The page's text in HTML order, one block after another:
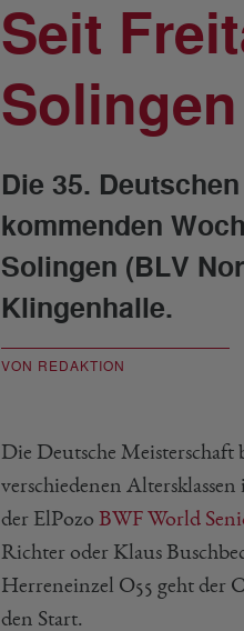
Seit
Solingen
Die 35.
kommenden
Solingen (BLV
Klingenhalle.
VON REDAKTION
Die Deutsche
verschiedenen
der ElPozo BWF World
Richter oder Klaus
Herreneinzel O55 geht der
den Start.